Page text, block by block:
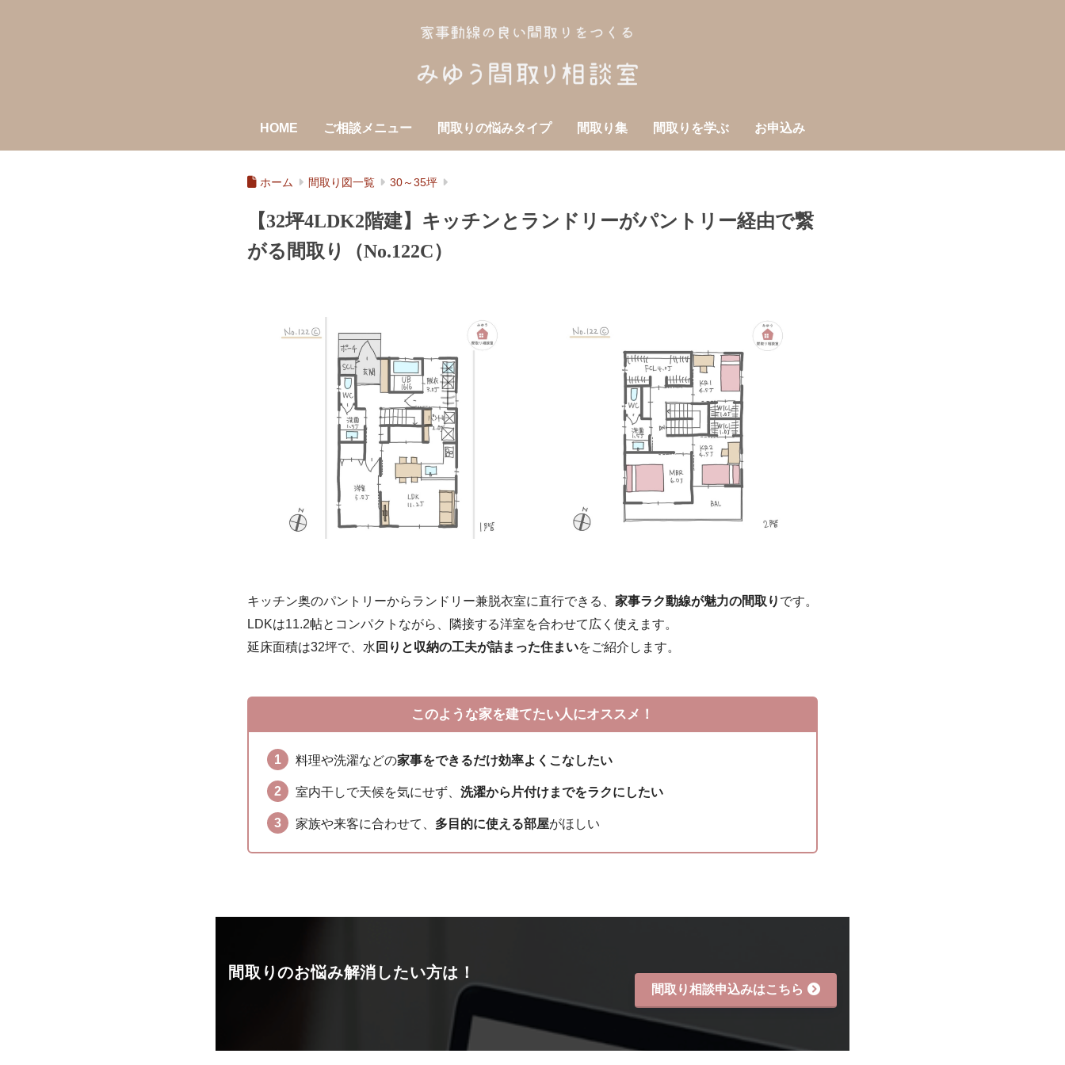
HOME ご相談メニュー 間取りの悩みタイプ 間取り集 間取りを学ぶ お申込み
ホーム 間取り図一覧 30～35坪
【32坪4LDK2階建】キッチンとランドリーがパントリー経由で繋
がる間取り（No.122C）
キッチン奥のパントリーからランドリー兼脱衣室に直行できる、 家事ラク動線が魅力の間取り です。
LDKは11.2帖とコンパクトながら、隣接する洋室を合わせて広く使えます。
延床面積は32坪で、水 回りと収納の工夫が詰まった住まいをご紹介します。
このような家を建てたい人にオススメ！
料理や洗濯などの家事をできるだけ効率よくこなしたい
室内干しで天候を気にせず、洗濯から片付けまでをラクにしたい
家族や来客に合わせて、 多目的に使える部屋がほしい
間取りのお悩み解消したい方は！
間取り相談申込みはこちら